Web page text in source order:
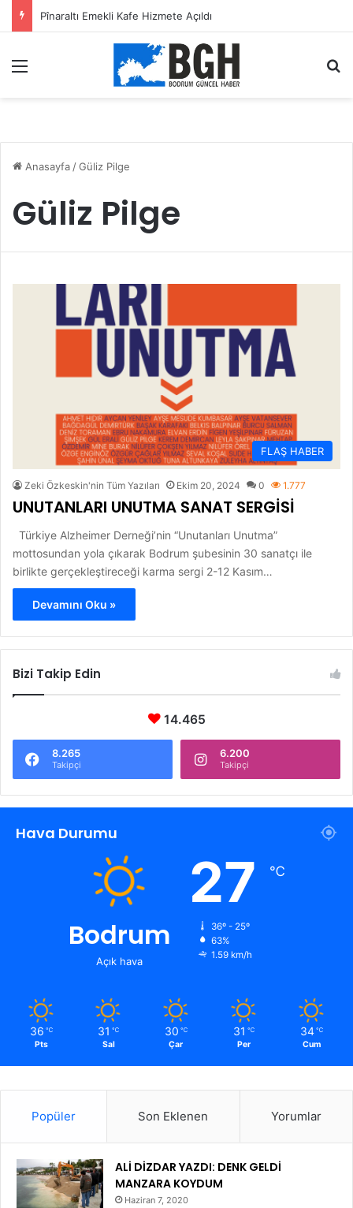
Pînaraltı Emekli Kafe Hizmete Açıldı
Anasayfa /Güliz Pilge
Güliz Pilge
FLAŞ HABER
Zeki Özkeskin'nin Tüm Yazıları Ekim 20, 2024 0 1.777
UNUTANLARI UNUTMA SANAT SERGİSİ
Türkiye Alzheimer Derneği’nin “Unutanları Unutma”
mottosundan yola çıkarak Bodrum şubesinin 30 sanatçı ile
birlikte gerçekleştireceği karma sergi 2-12 Kasım…
Devamını Oku »
Bizi Takip Edin
14.465
8.265
Takipçi
6.200
Takipçi
Hava Durumu
Bodrum
Açık hava
27 ℃
36º - 25º
63%
1.59 km/h
36 ℃
Pts
31 ℃
Sal
30 ℃
Çar
31 ℃
Per
34 ℃
Cum
Popüler Son Eklenen Yorumlar
ALİ DİZDAR YAZDI: DENK GELDİ
MANZARA KOYDUM
Haziran 7, 2020